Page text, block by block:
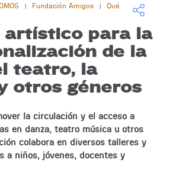
Fundación Amigos
Qué
artístico para la
de la
teatro, la
otros géneros
la circulación y el acceso a
en danza, teatro música u otros
colabora en diversos talleres y
a niños, jóvenes, docentes y